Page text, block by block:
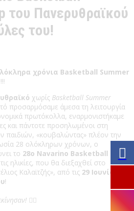
του Πανερυθραϊκού
του!
χρόνια Basketball Summer
χωρίς Basketball Summer
προσαρμόσαμε άμεσα τη λειτουργία
πρωτόκολλα, εναρμονιστήκαμε
και πάντοτε προσηλωμένοι στη
παιδιών, «κουβαλώντας» πλέον την
28 ολόκληρων χρόνων, ο
το 28ο Navarino Basketball
ηλικίες, που θα διεξαχθεί στο
Καλαϊτζής», από τις 29 Ιουνίου
!
✍🏻